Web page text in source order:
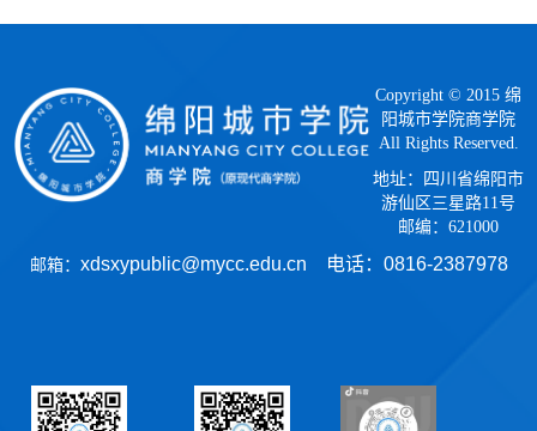
Copyright © 2015 绵
阳城市学院商学院
All Rights Reserved.
地址：四川省绵阳市
游仙区三星路11号
邮编：621000
邮箱： xdsxypublic@mycc.edu.cn 电话： 0816-2387978